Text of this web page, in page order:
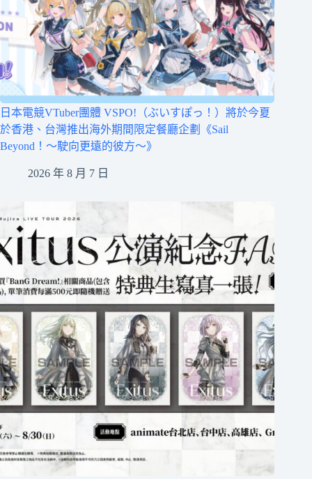
日本電競VTuber團體 VSPO!（ぶいすぽっ！）將於今夏
於香港、台灣推出海外期間限定餐廳企劃《Sail
Beyond！～駛向更遠的彼方～》
2026 年 8 月 7 日